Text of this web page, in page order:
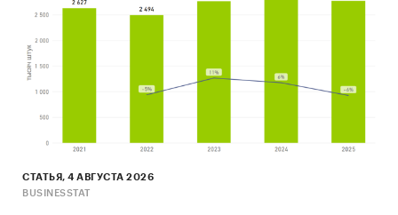
СТАТЬЯ, 4 АВГУСТА 2026
BUSINESSTAT